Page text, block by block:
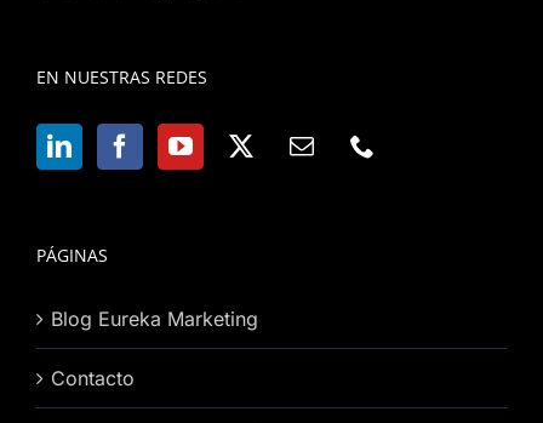
EN NUESTRAS REDES
PÁGINAS
Blog Eureka Marketing
Contacto